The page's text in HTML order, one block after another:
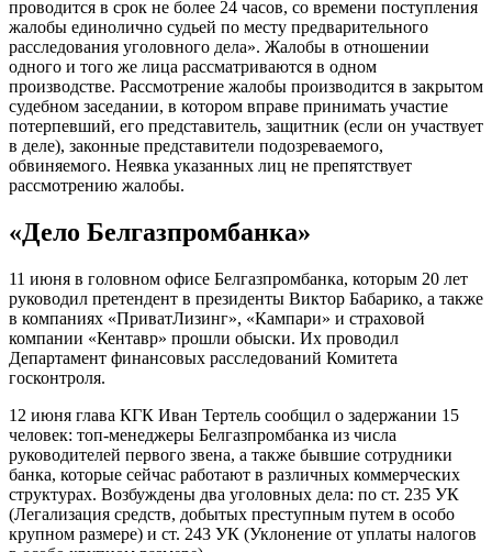
проводится в срок не более 24 часов, со времени поступления
жалобы единолично судьей по месту предварительного
расследования уголовного дела». Жалобы в отношении
одного и того же лица рассматриваются в одном
производстве. Рассмотрение жалобы производится в закрытом
судебном заседании, в котором вправе принимать участие
потерпевший, его представитель, защитник (если он участвует
в деле), законные представители подозреваемого,
обвиняемого. Неявка указанных лиц не препятствует
рассмотрению жалобы.
«Дело Белгазпромбанка»
11 июня в головном офисе Белгазпромбанка, которым 20 лет
руководил претендент в президенты Виктор Бабарико, а также
в компаниях «ПриватЛизинг», «Кампари» и страховой
компании «Кентавр» прошли обыски. Их проводил
Департамент финансовых расследований Комитета
госконтроля.
12 июня глава КГК Иван Тертель сообщил о задержании 15
человек: топ-менеджеры Белгазпромбанка из числа
руководителей первого звена, а также бывшие сотрудники
банка, которые сейчас работают в различных коммерческих
структурах. Возбуждены два уголовных дела: по ст. 235 УК
(Легализация средств, добытых преступным путем в особо
крупном размере) и ст. 243 УК (Уклонение от уплаты налогов